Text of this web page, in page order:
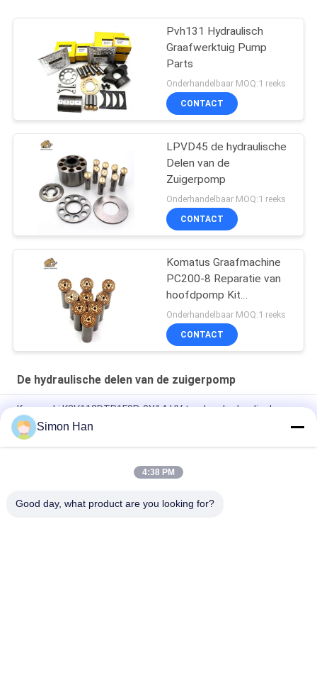
Pvh131 Hydraulisch
Graafwerktuig Pump
Parts
Onderhandelbaar MOQ:1 reeks
CONTACT
LPVD45 de hydraulische
Delen van de
Zuigerpomp
Onderhandelbaar MOQ:1 reeks
CONTACT
Komatus Graafmachine
PC200-8 Reparatie van
hoofdpomp Kit
Hydraulische pomp
Onderdeel zuigerpomp
Onderhoud reparatie
Onderhandelbaar MOQ:1 reeks
CONTACT
De hydraulische delen van de zuigerpomp
Kawasaki K3V112DTP1F9R-9Y14-HV tandem hydraulische
zuiger hoofdpomp
Parker heavy-duty hogedruk axiale zuigerpomp met variabel
Simon Han
4:38 PM
Good day, what product are you looking for?